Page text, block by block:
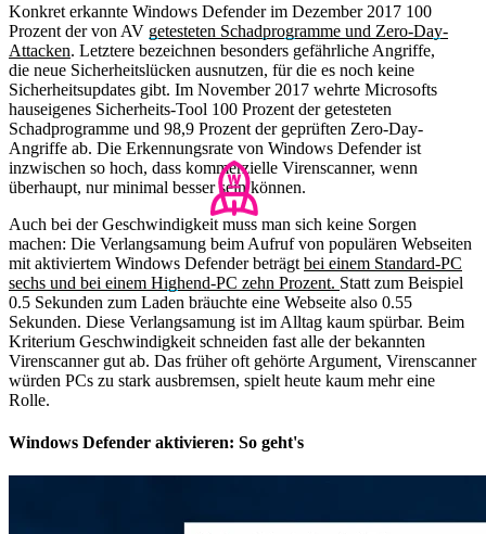
Konkret erkannte Windows Defender im Dezember 2017 100
Prozent der von AV getesteten Schadprogramme und Zero-Day-
Attacken. Letztere bezeichnen besonders gefährliche Angriffe,
die neue Sicherheitslücken ausnutzen, für die es noch keine
Sicherheitsupdates gibt. Im November 2017 wehrte Microsofts
hauseigenes Sicherheits-Tool 100 Prozent der getesteten
Schadprogramme und 98,9 Prozent der geprüften Zero-Day-
Angriffe ab. Die Erkennungsrate von Windows Defender ist
inzwischen so hoch, dass kommerzielle Virenscanner, wenn
überhaupt, nur minimal besser sein können.
Auch bei der Geschwindigkeit muss man sich keine Sorgen
machen: Die Verlangsamung beim Aufruf von populären Webseiten
mit aktiviertem Windows Defender beträgt bei einem Standard-PC
sechs und bei einem Highend-PC zehn Prozent. Statt zum Beispiel
0.5 Sekunden zum Laden bräuchte eine Webseite also 0.55
Sekunden. Diese Verlangsamung ist im Alltag kaum spürbar. Beim
Kriterium Geschwindigkeit schneiden fast alle der bekannten
Virenscanner gut ab. Das früher oft gehörte Argument, Virenscanner
würden PCs zu stark ausbremsen, spielt heute kaum mehr eine
Rolle.
Windows Defender aktivieren: So geht's